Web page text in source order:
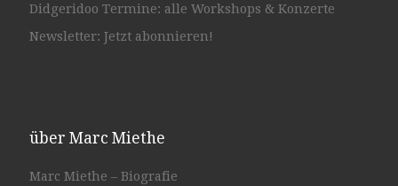
Didgeridoo Termine: alle Workshops & Konzerte
Newsletter: Jetzt abonnieren!
über Marc Miethe
Marc Miethe – Biografie